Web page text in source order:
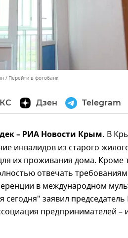
Перейти в фотобанк
Дзен Telegram
– РИА Новости Крым. В
инвалидов из старого
их проживания дома. Кроме
отвечать
в международном
сегодня" заявил
предпринимателей –